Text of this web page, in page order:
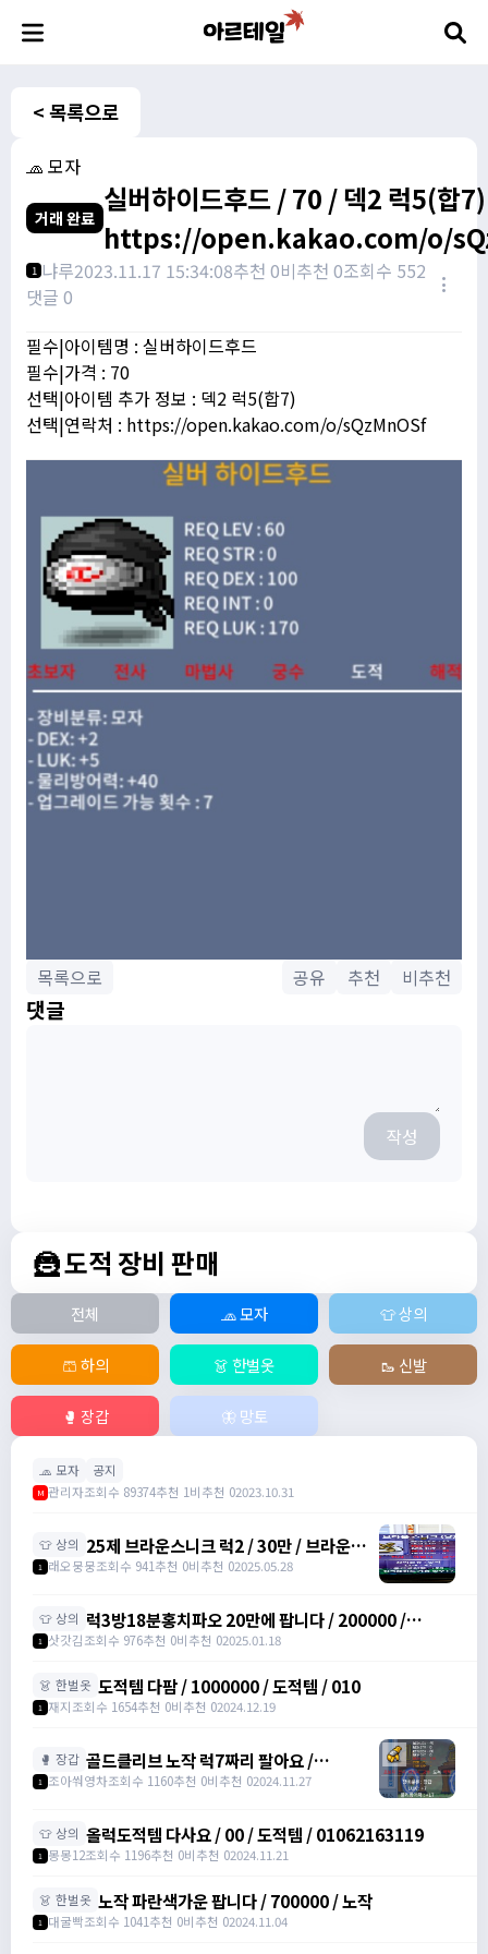
< 목록으로
🧢 모자
거래 완료
실버하이드후드 / 70 / 덱2 럭5(합
https://open.kakao.com/o/
1 냐루2023.11.17 15:34:08추천 0비추천 0조회수 552
댓글 0
필수|아이템명 : 실버하이드후드
필수|가격 : 70
선택|아이템 추가 정보 : 덱2 럭5(합7)
선택|연락처 : https://open.kakao.com/o/sQzMnOSf
목록으로 공유 추천 비추천
댓글
작성
🦹 도적 장비 판매
전체 🧢 모자 👕 상의
🩳 하의 👗 한벌옷 🥾 신발
🥊 장갑 🦋 망토
🧢 모자 공지
M 관리자조회수 89374추천 1비추천 02023.10.31
👕 상의 25제 브라운스니크 럭2 / 30만 / 브라운스
니크 럭2 /
1 래오뭉뭉조회수 941추천 0비추천 02025.05.28
👕 상의 럭3방18분홍치파오 20만에 팝니다 / 200000 /
https://open.kakao.com/o/sWQyydbh
1 삿갓김조회수 976추천 0비추천 02025.01.18
👗 한벌옷 도적템 다팜 / 1000000 / 도적템 / 010
1 재지조회수 1654추천 0비추천 02024.12.19
🥊 장갑 골드클리브 노작 럭7짜리 팔아요 /
1500000
1 조아쒀영차조회수 1160추천 0비추천 02024.11.27
👕 상의 올럭도적템 다사요 / 00 / 도적템 / 01062163119
1 몽몽12조회수 1196추천 0비추천 02024.11.21
👗 한벌옷 노작 파란색가운 팝니다 / 700000 / 노작
1 대굴빡조회수 1041추천 0비추천 02024.11.04